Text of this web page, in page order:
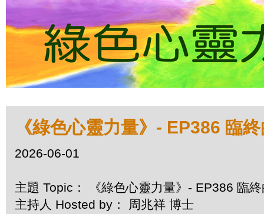
《綠色心靈力量》- EP386 臨
2026-06-01
主題 Topic： 《綠色心靈力量》- EP386 臨
主持人 Hosted by： 周兆祥 博士